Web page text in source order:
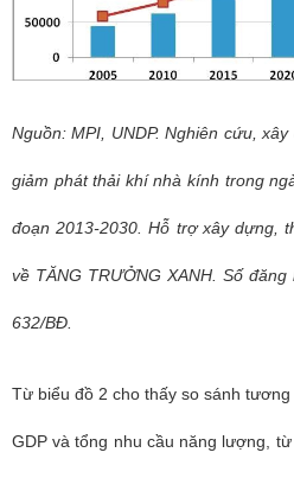
Nguồn: MPI, UNDP. Nghiên cứu,
giảm phát thải khí nhà kính trong
đoạn 2013-2030. Hỗ trợ xây dựng,
về TĂNG TRƯỞNG XANH. Số
632/BĐ.
Từ biểu đồ 2 cho thấy so sánh
GDP và tổng nhu cầu năng lượng,